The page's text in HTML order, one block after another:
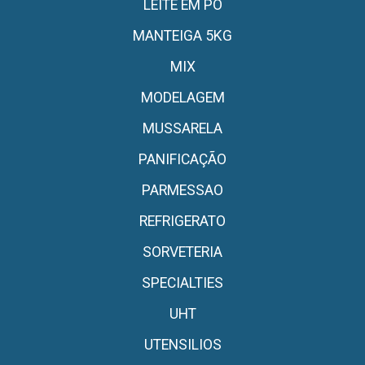
LEITE EM PO
MANTEIGA 5KG
MIX
MODELAGEM
MUSSARELA
PANIFICAÇÃO
PARMESSAO
REFRIGERATO
SORVETERIA
SPECIALTIES
UHT
UTENSILIOS